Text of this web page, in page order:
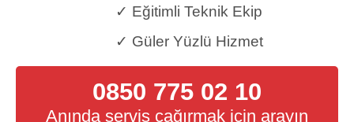
✓ Eğitimli Teknik Ekip
✓ Güler Yüzlü Hizmet
0850 775 02 10
Anında servis çağırmak için arayın